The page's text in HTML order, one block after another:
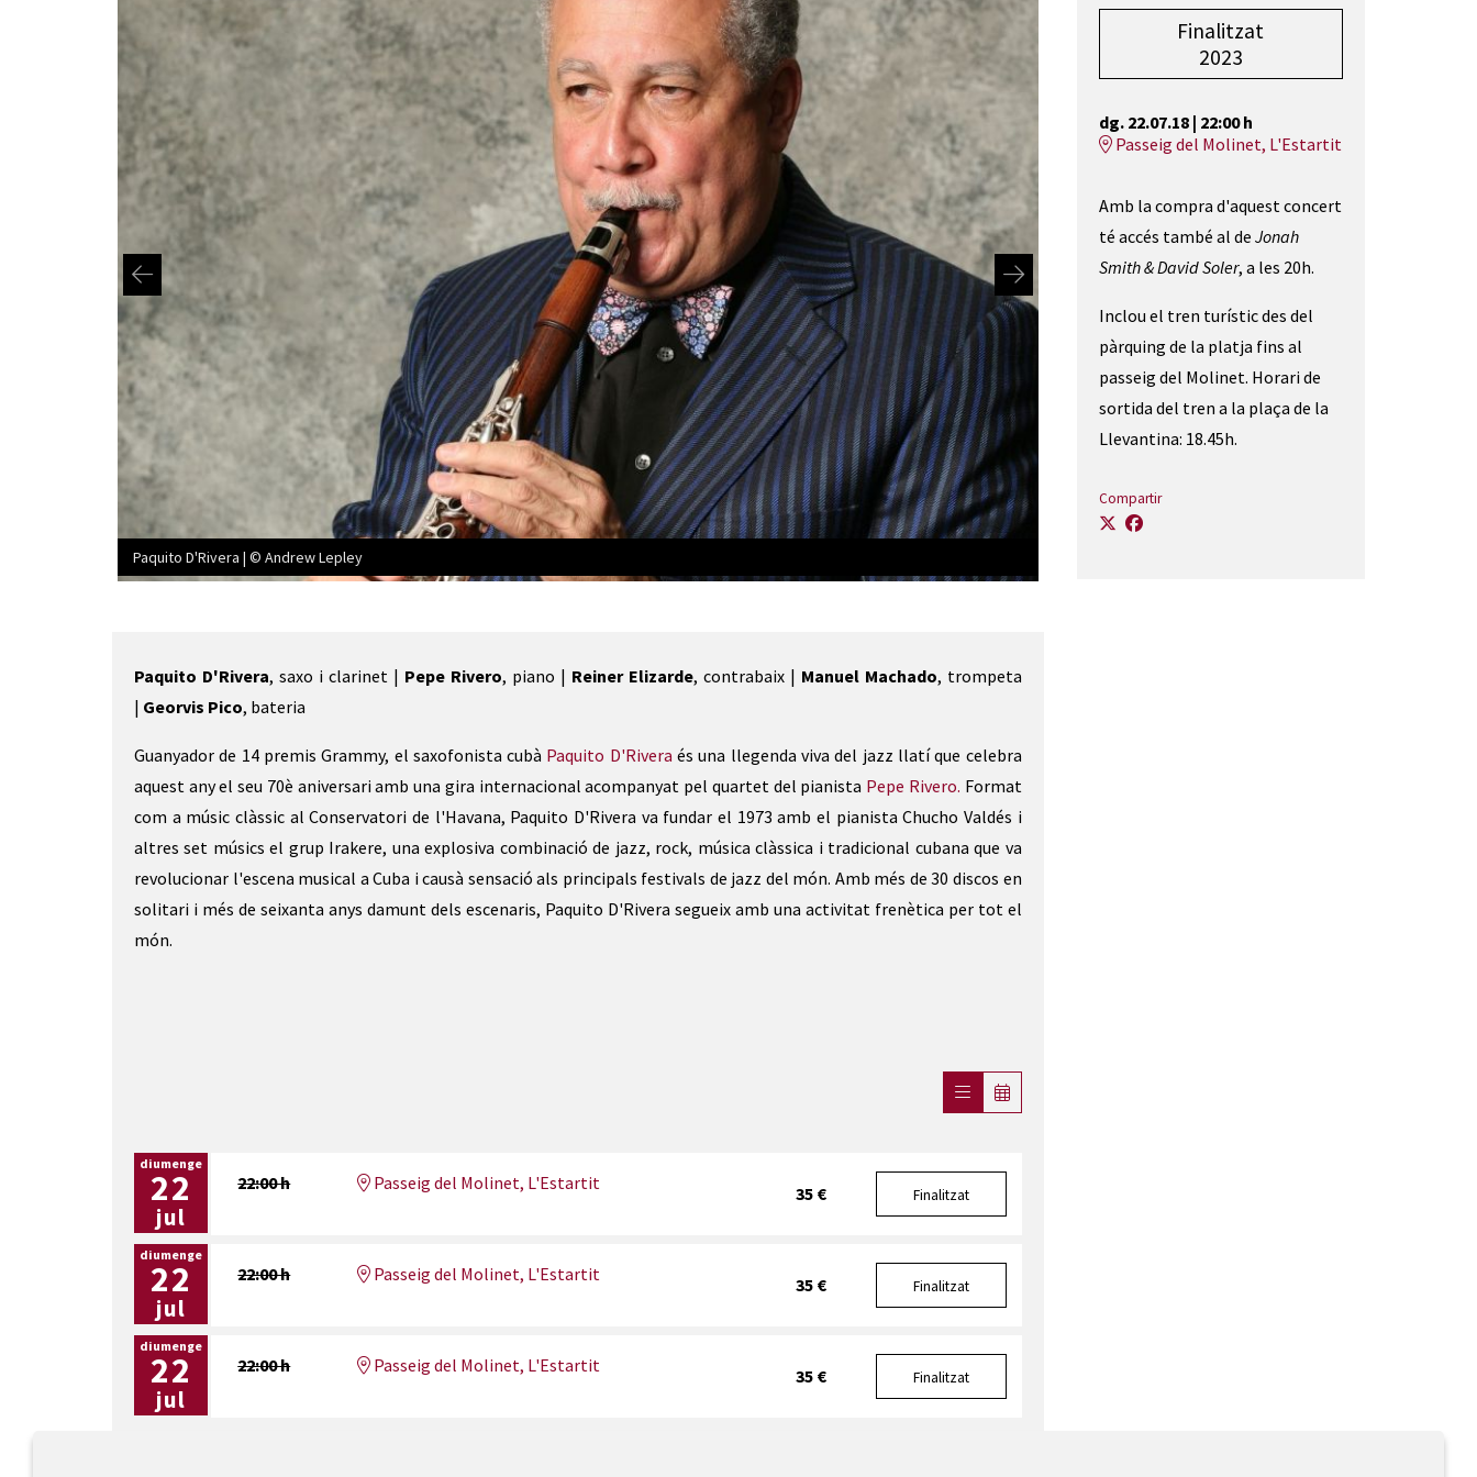
Paquito D'Rivera | © Andrew Lepley
Paquito D'Rivera, saxo i clarinet | Pepe Rivero, piano | Reiner Elizarde, contrabaix | Manuel Machado, trompeta
| Georvis Pico, bateria
Guanyador de 14 premis Grammy, el saxofonista cubà Paquito D'Rivera és una llegenda viva del jazz llatí que celebra
aquest any el seu 70è aniversari amb una gira internacional acompanyat pel quartet del pianista Pepe Rivero. Format
com a músic clàssic al Conservatori de l'Havana, Paquito D'Rivera va fundar el 1973 amb el pianista Chucho Valdés i
altres set músics el grup Irakere, una explosiva combinació de jazz, rock, música clàssica i tradicional cubana que va
revolucionar l'escena musical a Cuba i causà sensació als principals festivals de jazz del món. Amb més de 30 discos en
solitari i més de seixanta anys damunt dels escenaris, Paquito D'Rivera segueix amb una activitat frenètica per tot el
món.
diumenge
22
jul
22:00 h Passeig del Molinet, L'Estartit 35 € Finalitzat
diumenge
22
jul
22:00 h Passeig del Molinet, L'Estartit 35 € Finalitzat
diumenge
22
jul
22:00 h Passeig del Molinet, L'Estartit 35 € Finalitzat
Finalitzat
2023
dg. 22.07.18| 22:00 h
Passeig del Molinet, L'Estartit
Amb la compra d'aquest concert
té accés també al de Jonah
Smith & David Soler, a les 20h.
Inclou el tren turístic des del
pàrquing de la platja fins al
passeig del Molinet. Horari de
sortida del tren a la plaça de la
Llevantina: 18.45h.
Compartir